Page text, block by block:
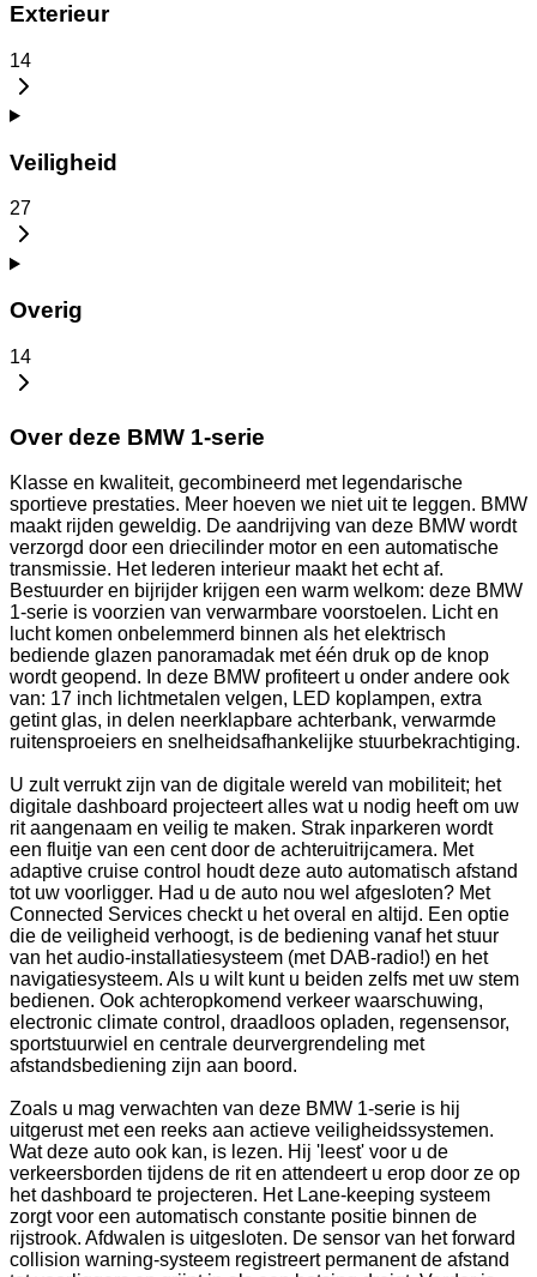
Exterieur
14
Veiligheid
27
Overig
14
Over deze BMW 1-serie
Klasse en kwaliteit, gecombineerd met legendarische
sportieve prestaties. Meer hoeven we niet uit te leggen. BMW
maakt rijden geweldig. De aandrijving van deze BMW wordt
verzorgd door een driecilinder motor en een automatische
transmissie. Het lederen interieur maakt het echt af.
Bestuurder en bijrijder krijgen een warm welkom: deze BMW
1-serie is voorzien van verwarmbare voorstoelen. Licht en
lucht komen onbelemmerd binnen als het elektrisch
bediende glazen panoramadak met één druk op de knop
wordt geopend. In deze BMW profiteert u onder andere ook
van: 17 inch lichtmetalen velgen, LED koplampen, extra
getint glas, in delen neerklapbare achterbank, verwarmde
ruitensproeiers en snelheidsafhankelijke stuurbekrachtiging.
U zult verrukt zijn van de digitale wereld van mobiliteit; het
digitale dashboard projecteert alles wat u nodig heeft om uw
rit aangenaam en veilig te maken. Strak inparkeren wordt
een fluitje van een cent door de achteruitrijcamera. Met
adaptive cruise control houdt deze auto automatisch afstand
tot uw voorligger. Had u de auto nou wel afgesloten? Met
Connected Services checkt u het overal en altijd. Een optie
die de veiligheid verhoogt, is de bediening vanaf het stuur
van het audio-installatiesysteem (met DAB-radio!) en het
navigatiesysteem. Als u wilt kunt u beiden zelfs met uw stem
bedienen. Ook achteropkomend verkeer waarschuwing,
electronic climate control, draadloos opladen, regensensor,
sportstuurwiel en centrale deurvergrendeling met
afstandsbediening zijn aan boord.
Zoals u mag verwachten van deze BMW 1-serie is hij
uitgerust met een reeks aan actieve veiligheidssystemen.
Wat deze auto ook kan, is lezen. Hij 'leest' voor u de
verkeersborden tijdens de rit en attendeert u erop door ze op
het dashboard te projecteren. Het Lane-keeping systeem
zorgt voor een automatisch constante positie binnen de
rijstrook. Afdwalen is uitgesloten. De sensor van het forward
collision warning-systeem registreert permanent de afstand